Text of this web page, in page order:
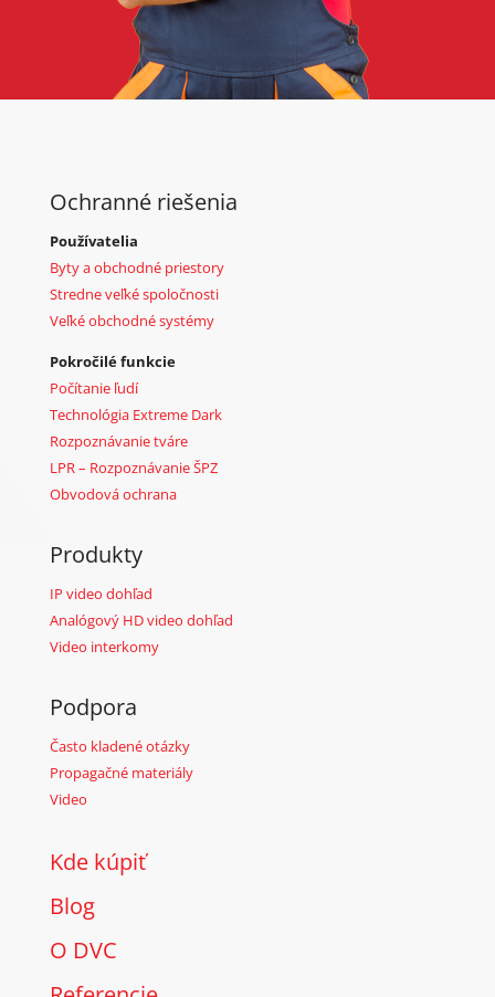
Ochranné riešenia
Používatelia
Byty a obchodné priestory
Stredne veľké spoločnosti
Veľké obchodné systémy
Pokročilé funkcie
Počítanie ľudí
Technológia Extreme Dark
Rozpoznávanie tváre
LPR – Rozpoznávanie ŠPZ
Obvodová ochrana
Produkty
IP video dohľad
Analógový HD video dohľad
Video interkomy
Podpora
Často kladené otázky
Propagačné materiály
Video
Kde kúpiť
Blog
O DVC